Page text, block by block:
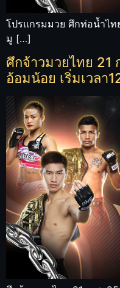
โปรแกรมมวย ศึกท่อน้ำไ
มู […]
ศึกจ้าวมวยไทย 21
อ้อมน้อย เริ่มเวลา